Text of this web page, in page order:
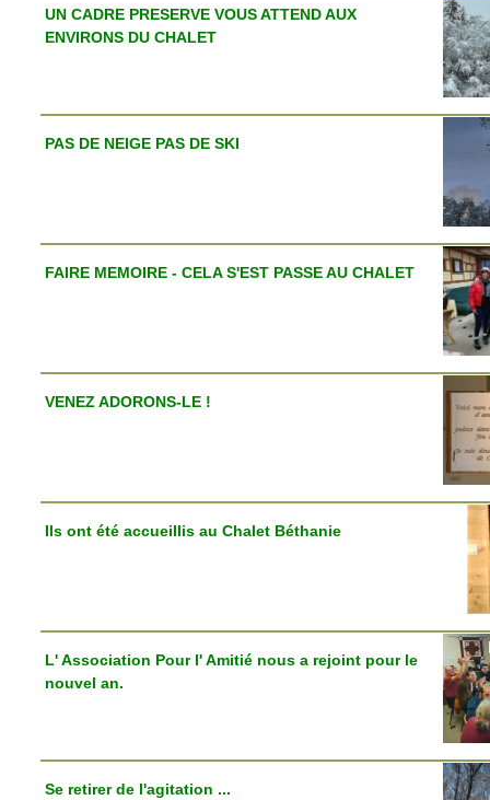
UN CADRE PRESERVE VOUS ATTEND AUX
ENVIRONS DU CHALET
PAS DE NEIGE PAS DE SKI
FAIRE MEMOIRE - CELA S'EST PASSE AU CHALET
VENEZ ADORONS-LE !
Ils ont été accueillis au Chalet Béthanie
L' Association Pour l' Amitié nous a rejoint pour le
nouvel an.
Se retirer de l'agitation ...